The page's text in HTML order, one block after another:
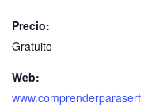
Precio:
Gratuito
Web:
www.comprenderparaserf